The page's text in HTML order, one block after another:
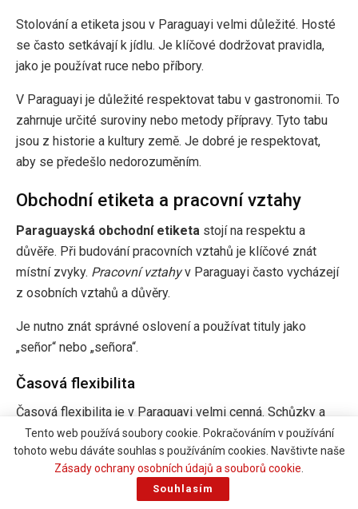
Stolování a etiketa jsou v Paraguayi velmi důležité. Hosté
se často setkávají k jídlu. Je klíčové dodržovat pravidla,
jako je používat ruce nebo příbory.
V Paraguayi je důležité respektovat tabu v gastronomii. To
zahrnuje určité suroviny nebo metody přípravy. Tyto tabu
jsou z historie a kultury země. Je dobré je respektovat,
aby se předešlo nedorozuměním.
Obchodní etiketa a pracovní vztahy
Paraguayská obchodní etiketa stojí na respektu a
důvěře. Při budování pracovních vztahů je klíčové znát
místní zvyky. Pracovní vztahyv Paraguayi často vycházejí
z osobních vztahů a důvěry.
Je nutno znát správné oslovení a používat tituly jako
„señor“ nebo „señora“.
Časová flexibilita
Časová flexibilita je v Paraguayi velmi cenná. Schůzky a
jednání se často odloží. Je důležité být tolerantní a
flexibilní.Paraguayská obchodní etiketavyžaduje
trpělivost a pochopení.
Tento web používá soubory cookie. Pokračováním v používání
tohoto webu dáváte souhlas s používáním cookies. Navštivte naše
Zásady ochrany osobních údajů a souborů cookie
Souhlasím